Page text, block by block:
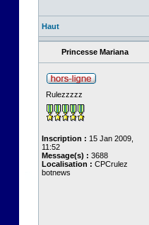
Haut
Princesse Mariana
Rulezzzzz
Inscription : 15 Jan 2009,
11:52
Message(s) : 3688
Localisation : CPCrulez
botnews